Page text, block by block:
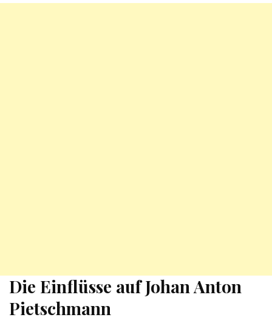
Die Einflüsse auf Johan Anton
Pietschmann